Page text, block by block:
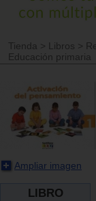
Tienda > Libros >
Educación primaria
Ampliar imagen
LIBRO